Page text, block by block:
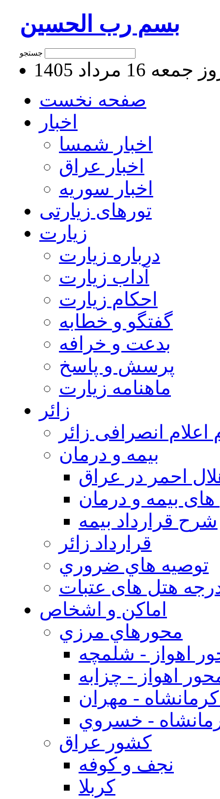
بسم رب الحسین
16 مرداد 1405
صفحه نخست
اخبار
اخبار شمسا
اخبار عراق
اخبار سوریه
تورهای زیارتی
زیارت
درباره زیارت
آداب زیارت
احکام زیارت
گفتگو و خطابه
بدعت و خرافه
پرسش و پاسخ
ماهنامه زیارت
زائر
اعلام انصرافی زائر
بيمه و درمان
احمر در عراق
بیمه و درمان
شرح قرارداد بیمه
قرارداد زائر
توصيه هاي ضروري
هتل های عتبات
اماکن و اشخاص
محورهاي مرزي
اهواز - شلمچه
اهواز - چزابه
- مهران
- خسروي
كشور عراق
نجف و كوفه
كربلا